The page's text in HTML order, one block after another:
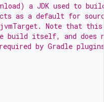
a JDK used to
as a default for
Note that this
build itself, and does
by Gradle